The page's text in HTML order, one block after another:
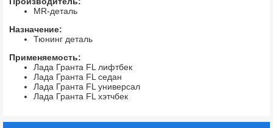
MR-деталь
Назначение:
Тюнинг деталь
Применяемость:
Лада Гранта FL лифтбек
Лада Гранта FL седан
Лада Гранта FL универсал
Лада Гранта FL хэтчбек